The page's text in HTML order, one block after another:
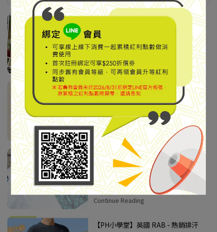
【PH小學堂】Rab & Lowe Alpine
品牌故事
Continue Reading
【PH小學堂】衣物清潔保養方式
Continue Reading
【PH小學堂】西雅圖 KAVU x 台灣
543系列
Continue Reading
【PH小學堂】英國 RAB - 熱銷排汗